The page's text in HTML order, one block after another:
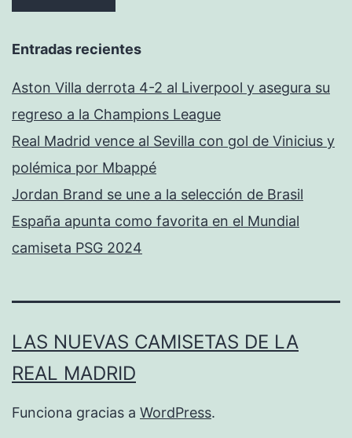
Entradas recientes
Aston Villa derrota 4-2 al Liverpool y asegura su
regreso a la Champions League
Real Madrid vence al Sevilla con gol de Vinicius y
polémica por Mbappé
Jordan Brand se une a la selección de Brasil
España apunta como favorita en el Mundial
camiseta PSG 2024
LAS NUEVAS CAMISETAS DE LA
REAL MADRID
Funciona gracias a WordPress.